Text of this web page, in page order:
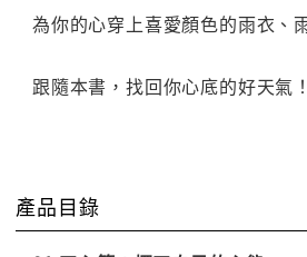
為你的心穿上喜愛顏色的雨衣、
跟隨本書，找回你心底的好天氣！
產品目錄